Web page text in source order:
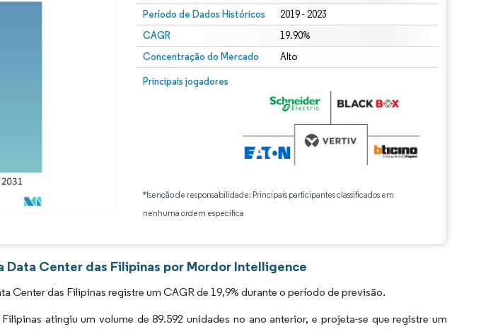
Período de Dados Históricos 2019 - 2023
CAGR 19.90%
Concentração do Mercado Alto
Principais jogadores
*Isenção de responsabilidade: Principais participantes classificados em
nenhuma ordem específica
Data Center das Filipinas por Mordor Intelligence
Center das Filipinas registre um CAGR de 19,9% durante o período de previsão.
atingiu um volume de 89.592 unidades no ano anterior, e projeta-se que registre um